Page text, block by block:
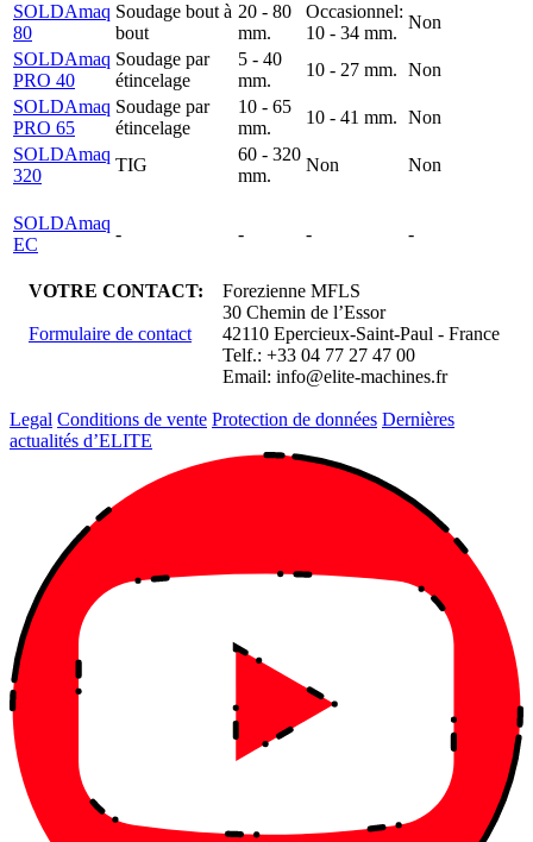
SOLDAmaq
80
Soudage bout à
bout
20 - 80
mm.
Occasionnel:
10 - 34 mm.
Non
SOLDAmaq
PRO 40
Soudage par
étincelage
5 - 40
mm.
10 - 27 mm. Non
SOLDAmaq
PRO 65
Soudage par
étincelage
10 - 65
mm.
10 - 41 mm. Non
SOLDAmaq
320
TIG
60 - 320
mm.
Non Non
SOLDAmaq
EC
- - - -
VOTRE CONTACT:
Formulaire de contact
Forezienne MFLS
30 Chemin de l’Essor
42110 Epercieux-Saint-Paul - France
Telf.: +33 04 77 27 47 00
Email: info@elite-machines.fr
Legal Conditions de vente Protection de données Dernières
actualités d’ELITE